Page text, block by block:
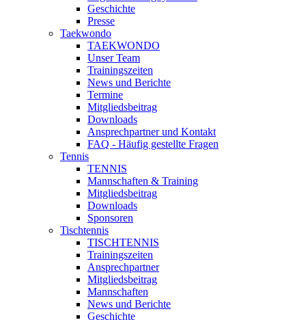
Geschichte
Presse
Taekwondo
TAEKWONDO
Unser Team
Trainingszeiten
News und Berichte
Termine
Mitgliedsbeitrag
Downloads
Ansprechpartner und Kontakt
FAQ - Häufig gestellte Fragen
Tennis
TENNIS
Mannschaften & Training
Mitgliedsbeitrag
Downloads
Sponsoren
Tischtennis
TISCHTENNIS
Trainingszeiten
Ansprechpartner
Mitgliedsbeitrag
Mannschaften
News und Berichte
Geschichte